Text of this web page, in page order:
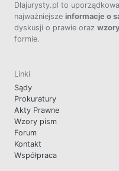
Dlajurysty.pl to
najważniejsze informacje o
dyskusji o prawie oraz
formie.
Linki
Sądy
Prokuratury
Akty Prawne
Wzory pism
Forum
Kontakt
Współpraca